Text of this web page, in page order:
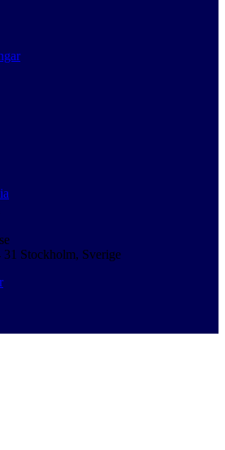
31 Stockholm, Sverige